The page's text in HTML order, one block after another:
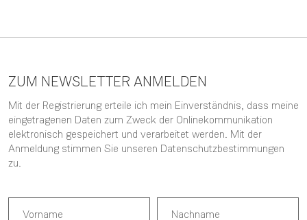
ZUM NEWSLETTER ANMELDEN
Mit der Registrierung erteile ich mein Einverständnis, dass meine
eingetragenen Daten zum Zweck der Onlinekommunikation
elektronisch gespeichert und verarbeitet werden. Mit der
Anmeldung stimmen Sie unseren Datenschutzbestimmungen
zu.